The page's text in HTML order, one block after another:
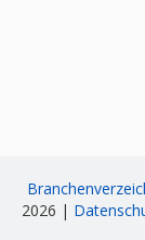
2026 |